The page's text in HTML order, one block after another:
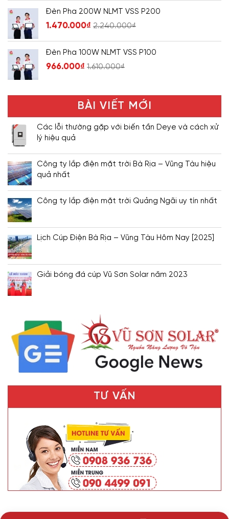
Đèn Pha 200W NLMT VSS P200
1.470.000₫ 2.240.000₫
Đèn Pha 100W NLMT VSS P100
966.000₫ 1.610.000₫
BÀI VIẾT MỚI
Các lỗi thường gặp với biến tần Deye và cách xử
lý hiệu quả
Công ty lắp điện mặt trời Bà Rịa – Vũng Tàu hiệu
quả nhất
Công ty lắp điện mặt trời Quảng Ngãi uy tín nhất
Lịch Cúp Điện Bà Rịa – Vũng Tàu Hôm Nay [2025]
Giải bóng đá cúp Vũ Sơn Solar năm 2023
TƯ VẤN